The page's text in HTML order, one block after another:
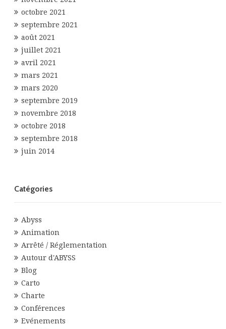
octobre 2021
septembre 2021
août 2021
juillet 2021
avril 2021
mars 2021
mars 2020
septembre 2019
novembre 2018
octobre 2018
septembre 2018
juin 2014
Catégories
Abyss
Animation
Arrêté / Réglementation
Autour d'ABYSS
Blog
Carto
Charte
Conférences
Evénements